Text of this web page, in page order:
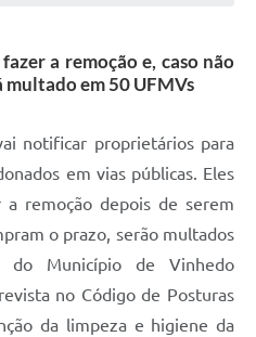
a remoção e, caso não
multado em 50 UFMVs
notificar proprietários para
em vias públicas. Eles
remoção depois de serem
o prazo, serão multados
do Município de Vinhedo
no Código de Posturas
da limpeza e higiene da